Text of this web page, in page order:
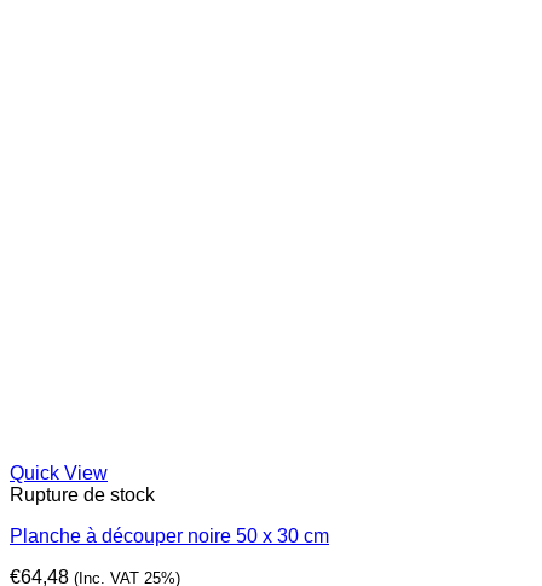
Quick View
Rupture de stock
Planche à découper noire 50 x 30 cm
€64,48 (Inc. VAT 25%)